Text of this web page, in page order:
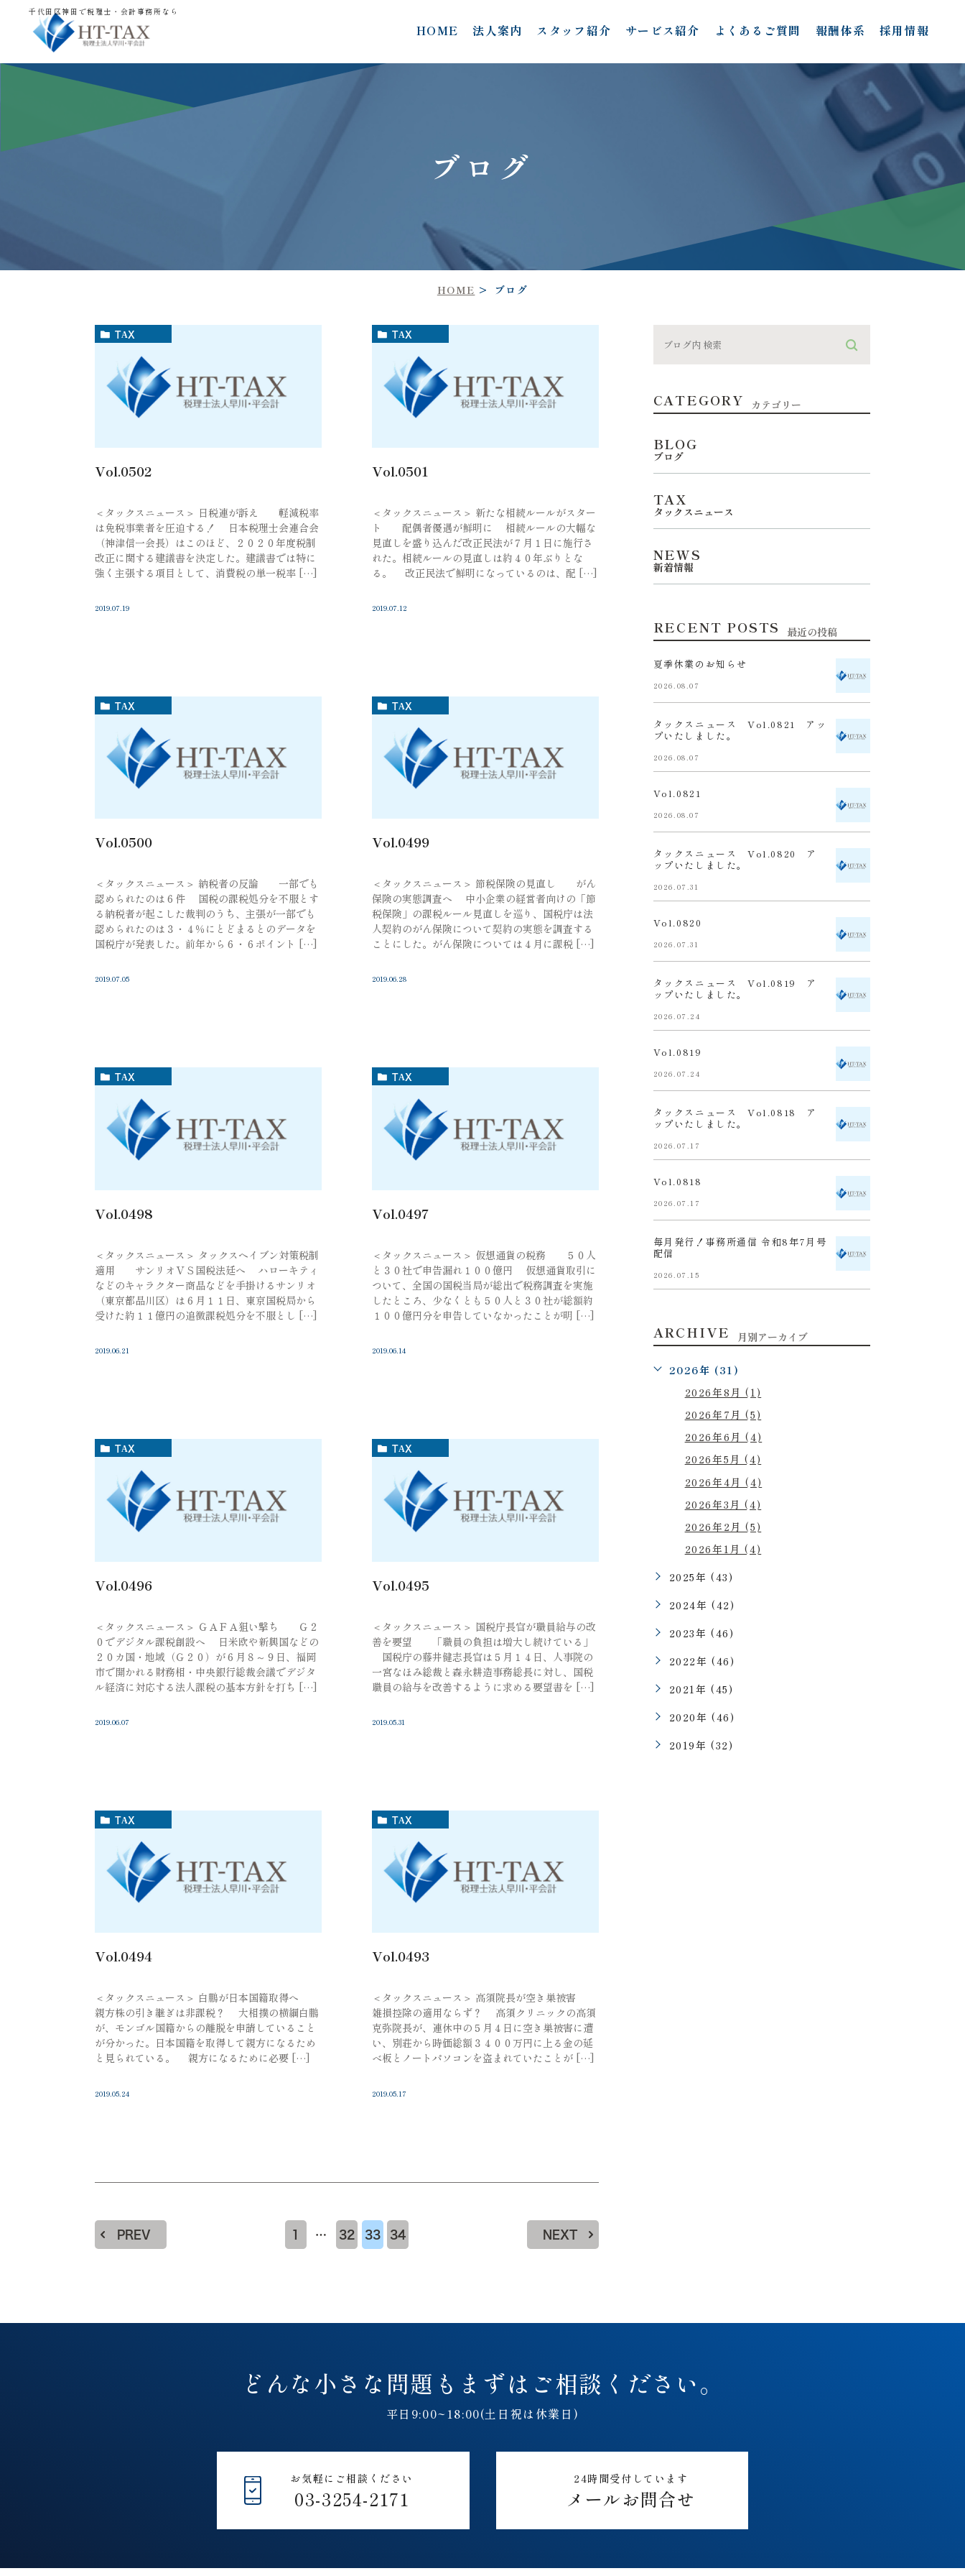
千代田区神田で税理士・会計事務所なら
HOME 法人案内 スタッフ紹介 サービス紹介 よくあるご質問 報酬体系 採用情報
ブログ
HOME ブログ
TAX
Vol.0502
＜タックスニュース＞ 日税連が訴え 軽減税率
は免税事業者を圧迫する！ 日本税理士会連合会
（神津信一会長）はこのほど、２０２０年度税制
改正に関する建議書を決定した。建議書では特に
強く主張する項目として、消費税の単一税率 […]
2019.07.19
TAX
Vol.0501
＜タックスニュース＞ 新たな相続ルールがスター
ト 配偶者優遇が鮮明に 相続ルールの大幅な
見直しを盛り込んだ改正民法が７月１日に施行さ
れた。相続ルールの見直しは約４０年ぶりとな
る。 改正民法で鮮明になっているのは、配 […]
2019.07.12
TAX
Vol.0500
＜タックスニュース＞ 納税者の反論 一部でも
認められたのは６件 国税の課税処分を不服とす
る納税者が起こした裁判のうち、主張が一部でも
認められたのは３・４％にとどまるとのデータを
国税庁が発表した。前年から６・６ポイント […]
2019.07.05
TAX
Vol.0499
＜タックスニュース＞ 節税保険の見直し がん
保険の実態調査へ 中小企業の経営者向けの「節
税保険」の課税ルール見直しを巡り、国税庁は法
人契約のがん保険について契約の実態を調査する
ことにした。がん保険については４月に課税 […]
2019.06.28
TAX
Vol.0498
＜タックスニュース＞ タックスヘイブン対策税制
適用 サンリオＶＳ国税法廷へ ハローキティ
などのキャラクター商品などを手掛けるサンリオ
（東京都品川区）は６月１１日、東京国税局から
受けた約１１億円の追徴課税処分を不服とし […]
2019.06.21
TAX
Vol.0497
＜タックスニュース＞ 仮想通貨の税務 ５０人
と３０社で申告漏れ１００億円 仮想通貨取引に
ついて、全国の国税当局が総出で税務調査を実施
したところ、少なくとも５０人と３０社が総額約
１００億円分を申告していなかったことが明 […]
2019.06.14
TAX
Vol.0496
＜タックスニュース＞ ＧＡＦＡ狙い撃ち Ｇ２
０でデジタル課税創設へ 日米欧や新興国などの
２０カ国・地域（Ｇ２０）が６月８～９日、福岡
市で開かれる財務相・中央銀行総裁会議でデジタ
ル経済に対応する法人課税の基本方針を打ち […]
2019.06.07
TAX
Vol.0495
＜タックスニュース＞ 国税庁長官が職員給与の改
善を要望 「職員の負担は増大し続けている」
国税庁の藤井健志長官は５月１４日、人事院の
一宮なほみ総裁と森永耕造事務総長に対し、国税
職員の給与を改善するように求める要望書を […]
2019.05.31
TAX
Vol.0494
＜タックスニュース＞ 白鵬が日本国籍取得へ
親方株の引き継ぎは非課税？ 大相撲の横綱白鵬
が、モンゴル国籍からの離脱を申請していること
が分かった。日本国籍を取得して親方になるため
と見られている。 親方になるために必要 […]
2019.05.24
TAX
Vol.0493
＜タックスニュース＞ 高須院長が空き巣被害
雑損控除の適用ならず？ 高須クリニックの高須
克弥院長が、連休中の５月４日に空き巣被害に遭
い、別荘から時価総額３４００万円に上る金の延
べ板とノートパソコンを盗まれていたことが […]
2019.05.17
PREV 1 … 32 33 34 NEXT
CATEGORY カテゴリー
BLOG
ブログ
TAX
タックスニュース
NEWS
新着情報
RECENT POSTS 最近の投稿
夏季休業のお知らせ
2026.08.07
タックスニュース Vol.0821 アッ
プいたしました。
2026.08.07
Vol.0821
2026.08.07
タックスニュース Vol.0820 ア
ップいたしました。
2026.07.31
Vol.0820
2026.07.31
タックスニュース Vol.0819 ア
ップいたしました。
2026.07.24
Vol.0819
2026.07.24
タックスニュース Vol.0818 ア
ップいたしました。
2026.07.17
Vol.0818
2026.07.17
毎月発行！事務所通信 令和8年7月号
配信
2026.07.15
ARCHIVE 月別アーカイブ
2026年 (31)
2026年8月 (1)
2026年7月 (5)
2026年6月 (4)
2026年5月 (4)
2026年4月 (4)
2026年3月 (4)
2026年2月 (5)
2026年1月 (4)
2025年 (43)
2024年 (42)
2023年 (46)
2022年 (46)
2021年 (45)
2020年 (46)
2019年 (32)
どんな小さな問題も まずはご相談ください。
平日9:00~18:00(土日祝は休業日)
お気軽にご相談ください
03-3254-2171
24時間受付しています
メールお問合せ